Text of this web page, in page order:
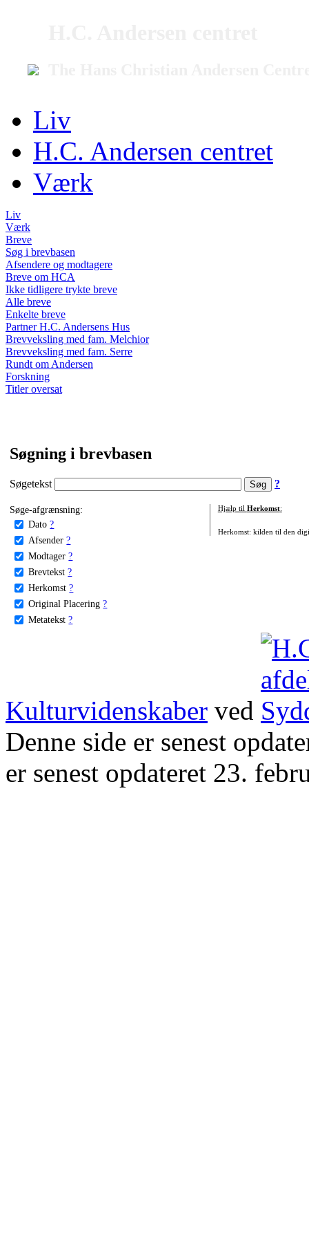
Liv
H.C. Andersen centret
Værk
Liv
Værk
Breve
Søg i brevbasen
Afsendere og modtagere
Breve om HCA
Ikke tidligere trykte breve
Alle breve
Enkelte breve
Partner H.C. Andersens Hus
Brevveksling med fam. Melchior
Brevveksling med fam. Serre
Rundt om Andersen
Forskning
Titler oversat
Søgning i brevbasen
Søgetekst ?
Søge-afgrænsning:
Dato ?
Afsender ?
Modtager ?
Brevtekst ?
Herkomst ?
Original Placering ?
Metatekst ?
Hjælp til Herkomst:
Herkomst: kilden til den
Kulturvidenskaber ved
Denne side er senest
er senest opdateret 23.